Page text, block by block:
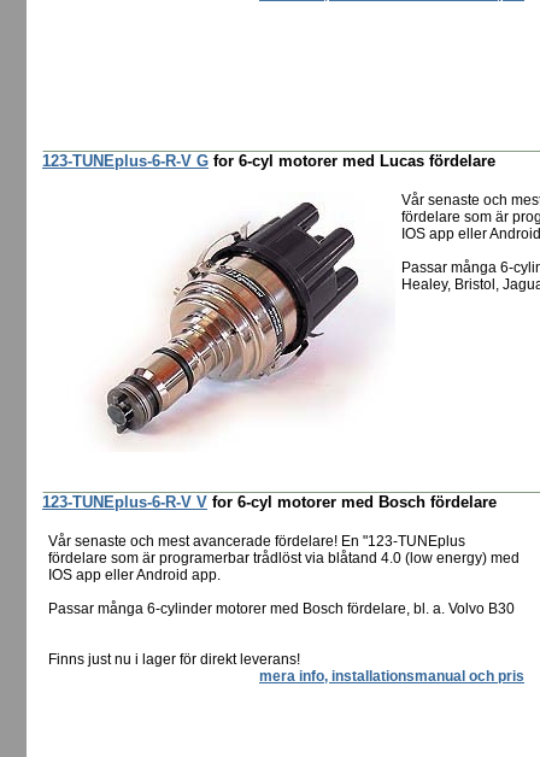
123-TUNEplus-6-R-V G for 6-cyl motorer med Lucas fördelare
Vår senaste och
fördelare som är
IOS app eller
Passar många 6-
Healey, Bristol,
123-TUNEplus-6-R-V V for 6-cyl motorer med Bosch fördelare
Vår senaste och mest avancerade fördelare! En "123-TUNEplus
fördelare som är programerbar trådlöst via blåtand 4.0 (low energy) med
IOS app eller Android app.
Passar många 6-cylinder motorer med Bosch fördelare, bl. a. Volvo B30
Finns just nu i lager för direkt leverans!
mera info, installationsmanual och pris